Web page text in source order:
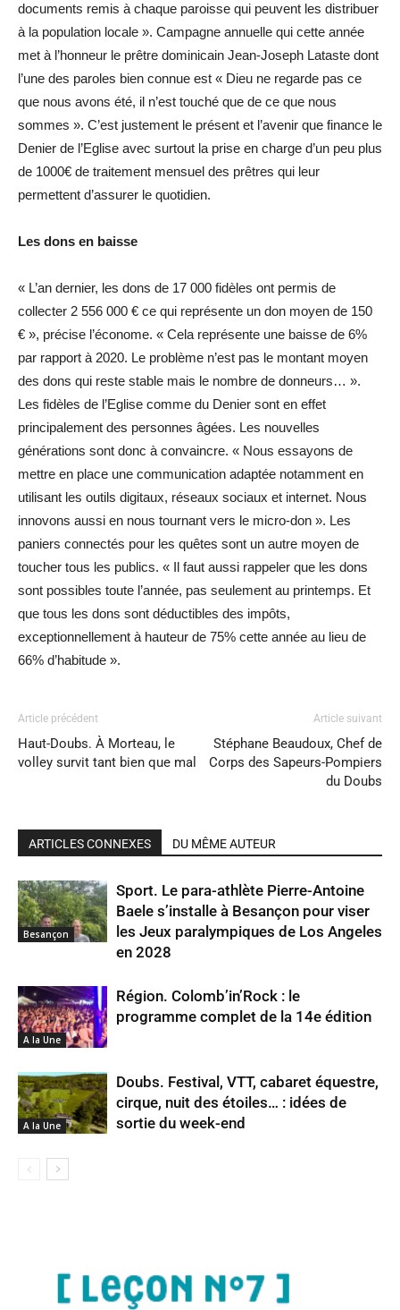
documents remis à chaque paroisse qui peuvent les distribuer
à la population locale ». Campagne annuelle qui cette année
met à l’honneur le prêtre dominicain Jean-Joseph Lataste dont
l’une des paroles bien connue est « Dieu ne regarde pas ce
que nous avons été, il n’est touché que de ce que nous
sommes ». C’est justement le présent et l’avenir que finance le
Denier de l’Eglise avec surtout la prise en charge d’un peu plus
de 1000€ de traitement mensuel des prêtres qui leur
permettent d’assurer le quotidien.
Les dons en baisse
« L’an dernier, les dons de 17 000 fidèles ont permis de
collecter 2 556 000 € ce qui représente un don moyen de 150
€ », précise l’économe. « Cela représente une baisse de 6%
par rapport à 2020. Le problème n’est pas le montant moyen
des dons qui reste stable mais le nombre de donneurs… ».
Les fidèles de l’Eglise comme du Denier sont en effet
principalement des personnes âgées. Les nouvelles
générations sont donc à convaincre. « Nous essayons de
mettre en place une communication adaptée notamment en
utilisant les outils digitaux, réseaux sociaux et internet. Nous
innovons aussi en nous tournant vers le micro-don ». Les
paniers connectés pour les quêtes sont un autre moyen de
toucher tous les publics. « Il faut aussi rappeler que les dons
sont possibles toute l’année, pas seulement au printemps. Et
que tous les dons sont déductibles des impôts,
exceptionnellement à hauteur de 75% cette année au lieu de
66% d’habitude ».
Article précédent
Haut-Doubs. À Morteau, le
volley survit tant bien que mal
Article suivant
Stéphane Beaudoux, Chef de
Corps des Sapeurs-Pompiers
du Doubs
ARTICLES CONNEXES DU MÊME AUTEUR
Besançon
Sport. Le para-athlète Pierre-Antoine
Baele s’installe à Besançon pour viser
les Jeux paralympiques de Los Angeles
en 2028
A la Une
Région. Colomb’in’Rock : le
programme complet de la 14e édition
A la Une
Doubs. Festival, VTT, cabaret équestre,
cirque, nuit des étoiles… : idées de
sortie du week-end